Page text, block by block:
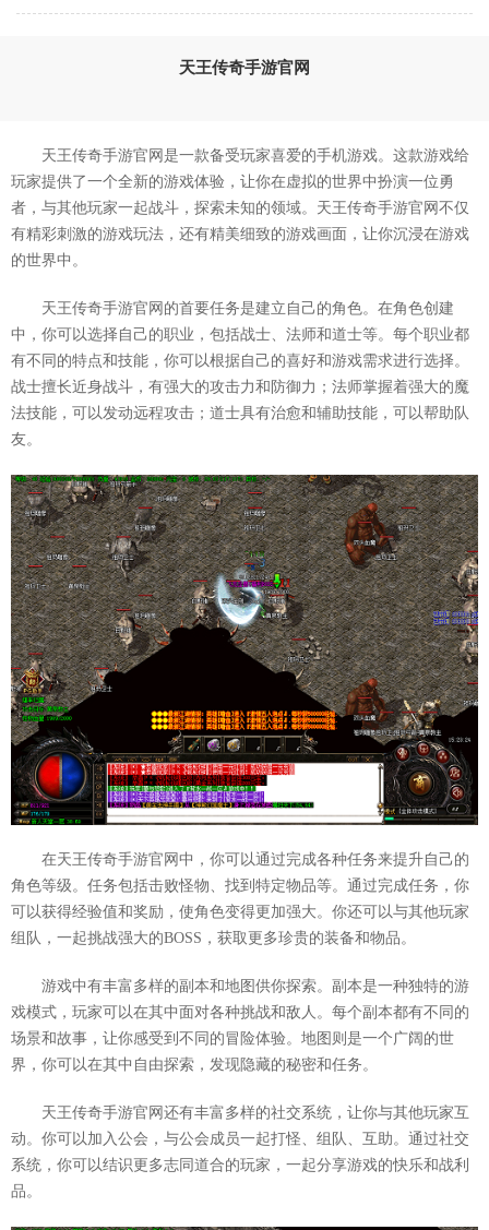
天王传奇手游官网
天王传奇手游官网是一款备受玩家喜爱的手机游戏。这款游戏给
玩家提供了一个全新的游戏体验，让你在虚拟的世界中扮演一位勇
者，与其他玩家一起战斗，探索未知的领域。天王传奇手游官网不仅
有精彩刺激的游戏玩法，还有精美细致的游戏画面，让你沉浸在游戏
的世界中。
天王传奇手游官网的首要任务是建立自己的角色。在角色创建
中，你可以选择自己的职业，包括战士、法师和道士等。每个职业都
有不同的特点和技能，你可以根据自己的喜好和游戏需求进行选择。
战士擅长近身战斗，有强大的攻击力和防御力；法师掌握着强大的魔
法技能，可以发动远程攻击；道士具有治愈和辅助技能，可以帮助队
友。
在天王传奇手游官网中，你可以通过完成各种任务来提升自己的
角色等级。任务包括击败怪物、找到特定物品等。通过完成任务，你
可以获得经验值和奖励，使角色变得更加强大。你还可以与其他玩家
组队，一起挑战强大的BOSS，获取更多珍贵的装备和物品。
游戏中有丰富多样的副本和地图供你探索。副本是一种独特的游
戏模式，玩家可以在其中面对各种挑战和敌人。每个副本都有不同的
场景和故事，让你感受到不同的冒险体验。地图则是一个广阔的世
界，你可以在其中自由探索，发现隐藏的秘密和任务。
天王传奇手游官网还有丰富多样的社交系统，让你与其他玩家互
动。你可以加入公会，与公会成员一起打怪、组队、互助。通过社交
系统，你可以结识更多志同道合的玩家，一起分享游戏的快乐和战利
品。